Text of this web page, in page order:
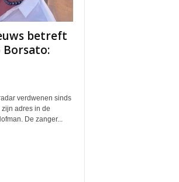
betreft
Borsato:
verdwenen sinds
adres in de
De zanger...